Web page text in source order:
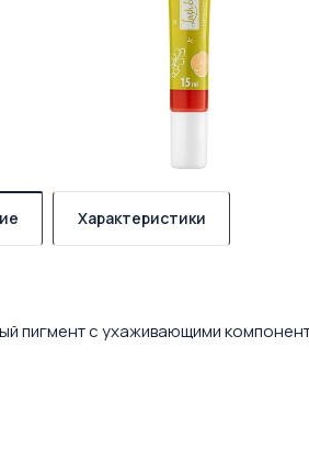
Характеристики
пигмент с ухаживающими